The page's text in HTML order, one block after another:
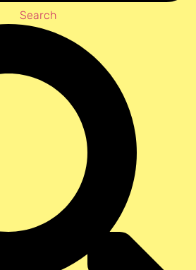
Search